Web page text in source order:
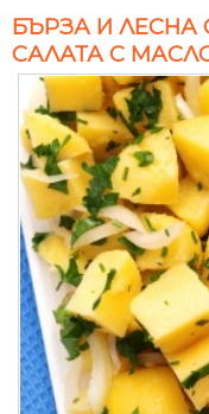
БЪРЗА И
САЛАТА С